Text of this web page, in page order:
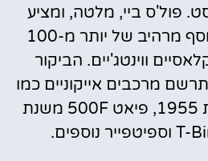
פול'ס ביי, מלטה, ומציע
חוויה ייחודית עם אוסף מרהיב של יותר מ-100
ווינטג'יים. הביקור
מרכבים אייקוניים כמו
יגואר C Type משנת 1955, פיאט 500F משנת